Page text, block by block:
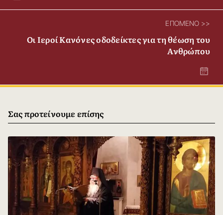
ΕΠΟΜΕΝΟ >>
Οι Ιεροί Κανόνες οδοδείκτες για τη θέωση του
Ανθρώπου
Σας προτείνουμε επίσης